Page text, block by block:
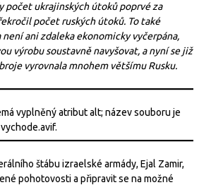
počet ukrajinských útoků poprvé za
počet ruských útoků. To také
není ani zdaleka ekonomicky vyčerpána,
výrobu soustavně navyšovat, a nyní se již
vyrovnala mnohem většímu Rusku.
štábu izraelské armády, Ejal Zamir,
pohotovosti a připravit se na možné